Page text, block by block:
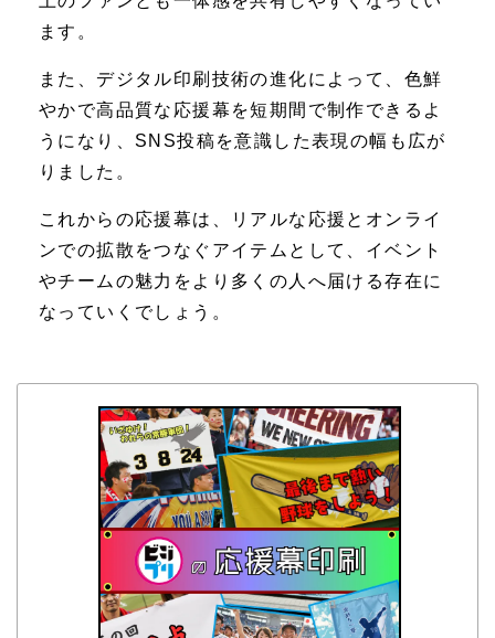
ます。
また、デジタル印刷技術の進化によって、色鮮
やかで高品質な応援幕を短期間で制作できるよ
うになり、SNS投稿を意識した表現の幅も広が
りました。
これからの応援幕は、リアルな応援とオンライ
ンでの拡散をつなぐアイテムとして、イベント
やチームの魅力をより多くの人へ届ける存在に
なっていくでしょう。